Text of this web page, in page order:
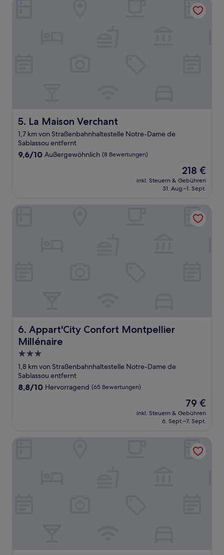
5. La Maison Verchant
La Maison Verchant
1,7 km von Straßenbahnhaltestelle Notre-Dame de
Sablassou entfernt
9.6
9,6/10 Außergewöhnlich (8 Bewertungen)
Der
Preis
beträgt
218 €
inkl. Steuern & Gebühren
31. Aug.–1. Sept.
6. Appart'City Confort Montpellier
Millénaire
Appart'City Confort Montpellier Millénaire
3.0-
Sterne-
Unterkunft
1,8 km von Straßenbahnhaltestelle Notre-Dame de
Sablassou entfernt
8.8
8,8/10 Hervorragend (65 Bewertungen)
Der
Preis
beträgt
79 €
inkl. Steuern & Gebühren
6. Sept.–7. Sept.